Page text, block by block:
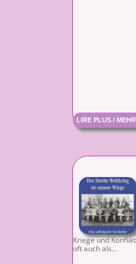
LIRE PLUS /
Kriege und
oft auch als...